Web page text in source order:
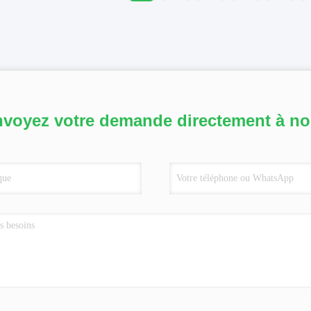
votre demande directement à